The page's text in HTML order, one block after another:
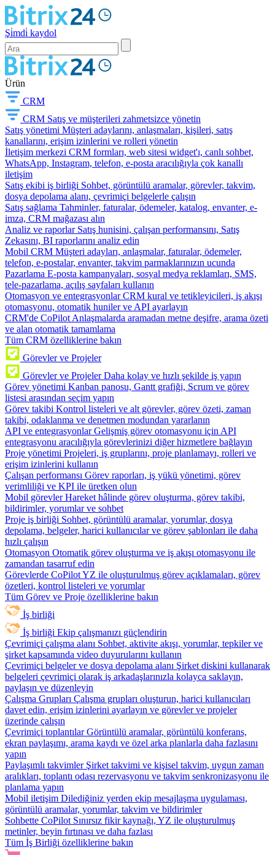
Şi̇mdi̇ kaydol
Ürün
CRM
CRM Satış ve müşterileri zahmetsizce yönetin
Satış yönetimi Müşteri adaylarını, anlaşmaları, kişileri, satış
kanallarını, erişim izinlerini ve rolleri yönetin
İletişim merkezi CRM formları, web sitesi widget'ı, canlı sohbet,
WhatsApp, Instagram, telefon, e-posta aracılığıyla çok kanallı
iletişim
Satış ekibi iş birliği Sohbet, görüntülü aramalar, görevler, takvim,
dosya depolama alanı, çevrimiçi belgelerle çalışın
Satış sağlama Tahminler, faturalar, ödemeler, katalog, envanter, e-
imza, CRM mağazası alın
Analiz ve raporlar Satış hunisini, çalışan performansını, Satış
Zekasını, BI raporlarını analiz edin
Mobil CRM Müşteri adayları, anlaşmalar, faturalar, ödemeler,
telefon, e-postalar, envanter, takvim parmaklarınızın ucunda
Pazarlama E-posta kampanyaları, sosyal medya reklamları, SMS,
tele-pazarlama, açılış sayfaları kullanın
Otomasyon ve entegrasyonlar CRM kural ve tetikleyicileri, iş akışı
otomasyonu, otomatik huniler ve API ayarlayın
CRM'de CoPilot Anlaşmalarda aramadan metne deşifre, arama özeti
ve alan otomatik tamamlama
Tüm CRM özelliklerine bakın
Görevler ve Projeler
Görevler ve Projeler Daha kolay ve hızlı şekilde iş yapın
Görev yönetimi Kanban panosu, Gantt grafiği, Scrum ve görev
listesi arasından seçim yapın
Görev takibi Kontrol listeleri ve alt görevler, görev özeti, zaman
takibi, odaklanma ve denetmen modundan yararlanın
API ve entegrasyonlar Gelişmiş görev otomasyonu için API
entegrasyonu aracılığıyla görevlerinizi diğer hizmetlere bağlayın
Proje yönetimi Projeleri, iş gruplarını, proje planlamayı, rolleri ve
erişim izinlerini kullanın
Çalışan performansı Görev raporları, iş yükü yönetimi, görev
verimliliği ve KPI ile üretken olun
Mobil görevler Hareket hâlinde görev oluşturma, görev takibi,
bildirimler, yorumlar ve sohbet
Proje iş birliği Sohbet, görüntülü aramalar, yorumlar, dosya
depolama, belgeler, harici kullanıcılar ve görev şablonları ile daha
hızlı çalışın
Otomasyon Otomatik görev oluşturma ve iş akışı otomasyonu ile
zamandan tasarruf edin
Görevlerde CoPilotYZ ile oluşturulmuş görev açıklamaları, görev
özetleri, kontrol listeleri ve yorumlar
Tüm Görev ve Proje özelliklerine bakın
İş birliği
İş birliği Ekip çalışmanızı güçlendirin
Çevrimiçi çalışma alanı Sohbet, aktivite akışı, yorumlar, tepkiler ve
şirket kapsamında video duyurularını kullanın
Çevrimiçi belgeler ve dosya depolama alanı Şirket diskini kullanarak
belgeleri çevrimiçi olarak iş arkadaşlarınızla kolayca saklayın,
paylaşın ve düzenleyin
Çalışma Grupları Çalışma grupları oluşturun, harici kullanıcıları
davet edin, erişim izinlerini ayarlayın ve görevler ve projeler
üzerinde çalışın
Çevrimiçi toplantılar Görüntülü aramalar, görüntülü konferans,
ekran paylaşımı, arama kaydı ve özel arka planlarla daha fazlasını
yapın
Paylaşımlı takvimler Şirket takvimi ve kişisel takvim, uygun zaman
aralıkları, toplantı odası rezervasyonu ve takvim senkronizasyonu ile
planlama yapın
Mobil iletişim Dilediğiniz yerden ekip mesajlaşma uygulaması,
görüntülü aramalar, yorumlar, takvim ve bildirimler
Sohbette CoPilot Sınırsız fikir kaynağı, YZ ile oluşturulmuş
metinler, beyin fırtınası ve daha fazlası
Tüm İş Birliği özelliklerine bakın